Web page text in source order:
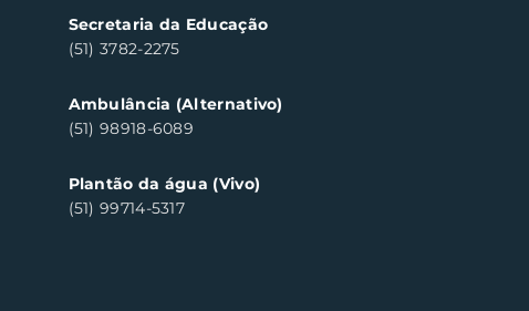
Clara do SulSecretaria da Educação
(51) 3782-2275
Ambulância (Alternativo)
(51) 98918-6089
Plantão da água (Vivo)
(51) 99714-5317